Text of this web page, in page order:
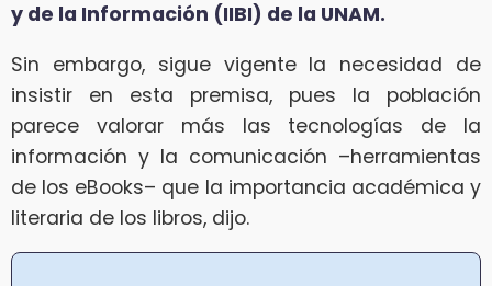
y de la Información (IIBI) de la UNAM.
Sin embargo, sigue vigente la necesidad de
insistir en esta premisa, pues la población
parece valorar más las tecnologías de la
información y la comunicación –herramientas
de los eBooks– que la importancia académica y
literaria de los libros, dijo.